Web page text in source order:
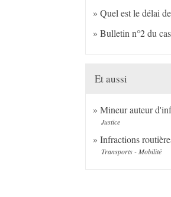
Quel est le délai
Bulletin n°2 du
Et aussi
Mineur auteur
Justice
Infractions
Transports - Mobilité